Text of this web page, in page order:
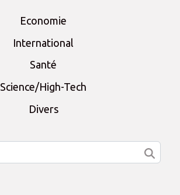
Economie
International
Santé
Science/High-Tech
Divers